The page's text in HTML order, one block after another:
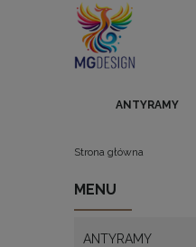
ANTYRAMY
Strona główna
MENU
ANTYRAMY